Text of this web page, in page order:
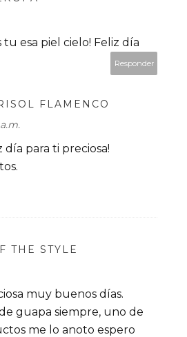
tu esa piel cielo! Feliz día
Responder
FLAMENCO
día para ti preciosa!
THE STYLE
muy buenos días.
guapa siempre, uno de
me lo anoto espero